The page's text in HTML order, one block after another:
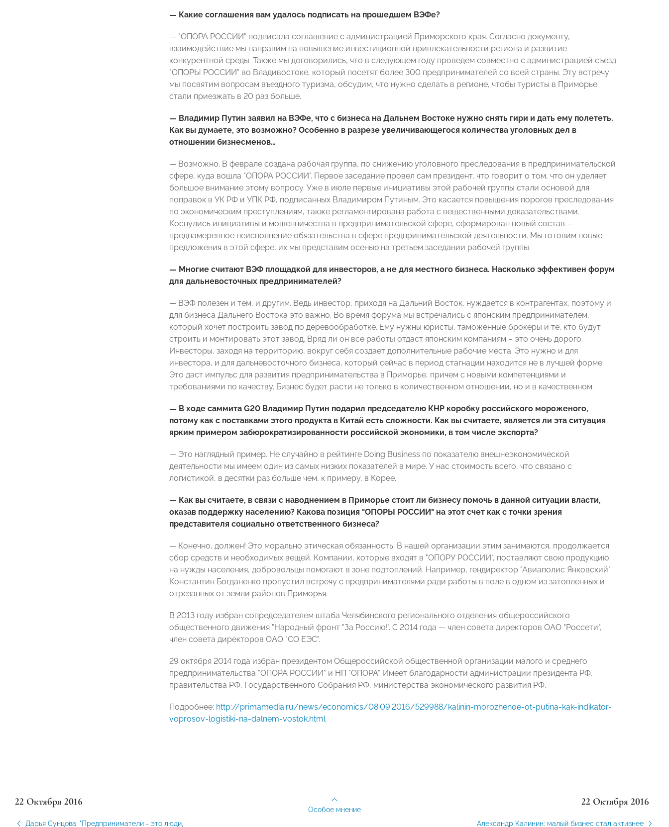
— Какие соглашения вам удалось подписать на прошедшем ВЭФе?
— "ОПОРА РОССИИ" подписала соглашение с администрацией Приморского края. Согласно документу,
взаимодействие мы направим на повышение инвестиционной привлекательности региона и развитие
конкурентной среды. Также мы договорились, что в следующем году проведем совместно с администрацией съезд
"ОПОРЫ РОССИИ" во Владивостоке, который посетят более 300 предпринимателей со всей страны. Эту встречу
мы посвятим вопросам въездного туризма, обсудим, что нужно сделать в регионе, чтобы туристы в Приморье
стали приезжать в 20 раз больше.
— Владимир Путин заявил на ВЭФе, что с бизнеса на Дальнем Востоке нужно снять гири и дать ему полететь.
Как вы думаете, это возможно? Особенно в разрезе увеличивающегося количества уголовных дел в
отношении бизнесменов…
— Возможно. В феврале создана рабочая группа, по снижению уголовного преследования в предпринимательской
сфере, куда вошла "ОПОРА РОССИИ". Первое заседание провел сам президент, что говорит о том, что он уделяет
большое внимание этому вопросу. Уже в июле первые инициативы этой рабочей группы стали основой для
поправок в УК РФ и УПК РФ, подписанных Владимиром Путиным. Это касается повышения порогов преследования
по экономическим преступлениям, также регламентирована работа с вещественными доказательствами.
Коснулись инициативы и мошенничества в предпринимательской сфере, сформирован новый состав —
преднамеренное неисполнение обязательства в сфере предпринимательской деятельности. Мы готовим новые
предложения в этой сфере, их мы представим осенью на третьем заседании рабочей группы.
— Многие считают ВЭФ площадкой для инвесторов, а не для местного бизнеса. Насколько эффективен форум
для дальневосточных предпринимателей?
— ВЭФ полезен и тем, и другим. Ведь инвестор, приходя на Дальний Восток, нуждается в контрагентах, поэтому и
для бизнеса Дальнего Востока это важно. Во время форума мы встречались с японским предпринимателем,
который хочет построить завод по деревообработке. Ему нужны юристы, таможенные брокеры и те, кто будут
строить и монтировать этот завод. Вряд ли он все работы отдаст японским компаниям – это очень дорого.
Инвесторы, заходя на территорию, вокруг себя создает дополнительные рабочие места. Это нужно и для
инвестора, и для дальневосточного бизнеса, который сейчас в период стагнации находится не в лучшей форме.
Это даст импульс для развития предпринимательства в Приморье, причем с новыми компетенциями и
требованиями по качеству. Бизнес будет расти не только в количественном отношении, но и в качественном.
— В ходе саммита G20 Владимир Путин подарил председателю КНР коробку российского мороженого,
потому как с поставками этого продукта в Китай есть сложности. Как вы считаете, является ли эта ситуация
ярким примером забюрократизированности российской экономики, в том числе экспорта?
— Это наглядный пример. Не случайно в рейтинге Doing Business по показателю внешнеэкономической
деятельности мы имеем один из самых низких показателей в мире. У нас стоимость всего, что связано с
логистикой, в десятки раз больше чем, к примеру, в Корее.
— Как вы считаете, в связи с наводнением в Приморье стоит ли бизнесу помочь в данной ситуации власти,
оказав поддержку населению? Какова позиция "ОПОРЫ РОССИИ" на этот счет как с точки зрения
представителя социально ответственного бизнеса?
— Конечно, должен! Это морально этическая обязанность. В нашей организации этим занимаются, продолжается
сбор средств и необходимых вещей. Компании, которые входят в "ОПОРУ РОССИИ", поставляют свою продукцию
на нужды населения, добровольцы помогают в зоне подтоплений. Например, гендиректор "Авиаполис Янковский"
Константин Богданенко пропустил встречу с предпринимателями ради работы в поле в одном из затопленных и
отрезанных от земли районов Приморья.
В 2013 году избран сопредседателем штаба Челябинского регионального отделения общероссийского
общественного движения "Народный фронт "За Россию!". С 2014 года — член совета директоров ОАО "Россети",
член совета директоров ОАО "СО ЕЭС".
29 октября 2014 года избран президентом Общероссийской общественной организации малого и среднего
предпринимательства "ОПОРА РОССИИ" и НП "ОПОРА". Имеет благодарности администрации президента РФ,
правительства РФ, Государственного Собрания РФ, министерства экономического развития РФ.
Подробнее: http://primamedia.ru/news/economics/08.09.2016/529988/kalinin-morozhenoe-ot-putina-kak-indikator-
voprosov-logistiki-na-dalnem-vostok.html
22 Октября 2016
Дарья Сунцова: "Предприниматели - это люди,
22 Октября 2016
Александр Калинин: малый бизнес стал активнее
Особое мнение